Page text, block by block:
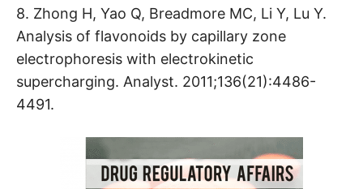
8. Zhong H, Yao Q, Breadmore MC, Li Y, Lu Y.
Analysis of flavonoids by capillary zone
electrophoresis with electrokinetic
supercharging. Analyst. 2011;136(21):4486-
4491.